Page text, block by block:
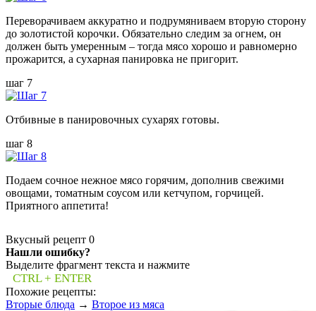
Переворачиваем аккуратно и подрумяниваем вторую сторону
до золотистой корочки. Обязательно следим за огнем, он
должен быть умеренным – тогда мясо хорошо и равномерно
прожарится, а сухарная панировка не пригорит.
шаг 7
Отбивные в панировочных сухарях готовы.
шаг 8
Подаем сочное нежное мясо горячим, дополнив свежими
овощами, томатным соусом или кетчупом, горчицей.
Приятного аппетита!
Вкусный рецепт 0
Нашли ошибку?
Выделите фрагмент текста и нажмите
CTRL + ENTER
Похожие рецепты:
Вторые блюда → Второе из мяса